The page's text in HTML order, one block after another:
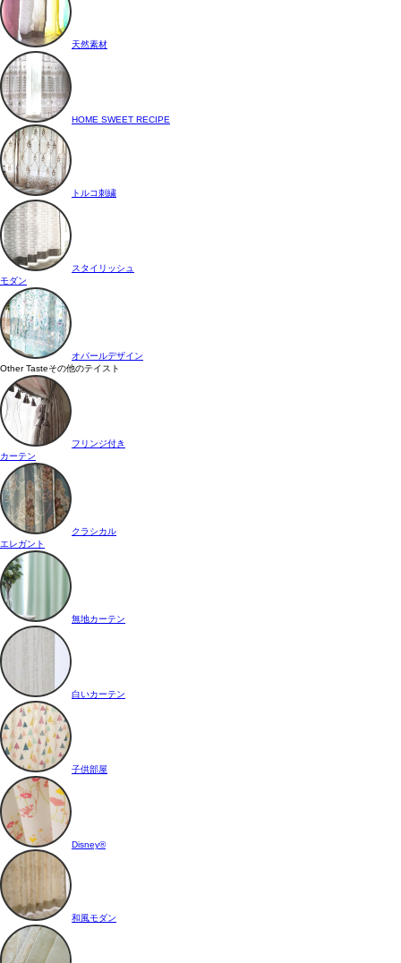
天然素材
HOME SWEET RECIPE
トルコ刺繍
スタイリッシュ
モダン
オパールデザイン
Other Tasteその他のテイスト
フリンジ付き
カーテン
クラシカル
エレガント
無地カーテン
白いカーテン
子供部屋
Disney®
和風モダン